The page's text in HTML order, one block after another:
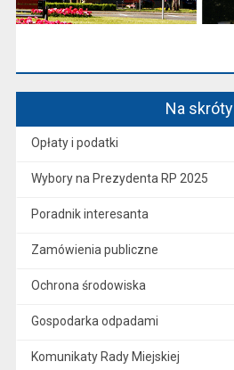
Na skróty
Opłaty i podatki
Wybory na Prezydenta RP 2025
Poradnik interesanta
Zamówienia publiczne
Ochrona środowiska
Gospodarka odpadami
Komunikaty Rady Miejskiej